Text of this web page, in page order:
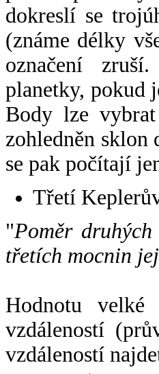
dokreslí se
(známe délky
označení
planetky, pokud
Body lze
zohledněn
se pak počítají
Třetí
"Poměr
třetích mocnin
Hodnotu velké
vzdáleností
vzdáleností